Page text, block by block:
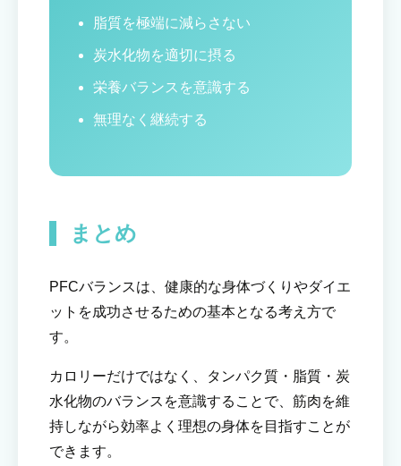
脂質を極端に減らさない
炭水化物を適切に摂る
栄養バランスを意識する
無理なく継続する
まとめ
PFCバランスは、健康的な身体づくりやダイエ
ットを成功させるための基本となる考え方で
す。
カロリーだけではなく、タンパク質・脂質・炭
水化物のバランスを意識することで、筋肉を維
持しながら効率よく理想の身体を目指すことが
できます。